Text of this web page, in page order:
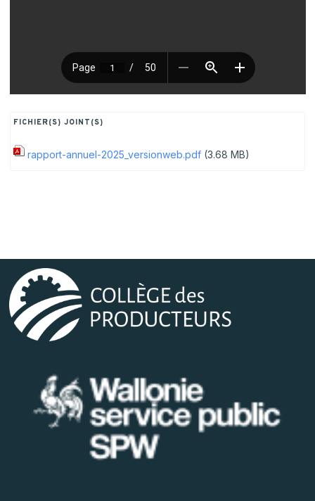
FICHIER(S) JOINT(S)
rapport-annuel-2025_versionweb.pdf (3.68 MB)